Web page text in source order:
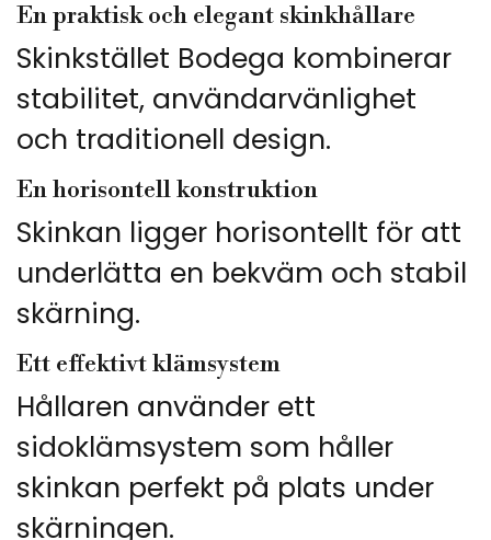
En praktisk och elegant skinkhållare
Skinkstället Bodega kombinerar
stabilitet, användarvänlighet
och traditionell design.
En horisontell konstruktion
Skinkan ligger horisontellt för att
underlätta en bekväm och stabil
skärning.
Ett effektivt klämsystem
Hållaren använder ett
sidoklämsystem som håller
skinkan perfekt på plats under
skärningen.